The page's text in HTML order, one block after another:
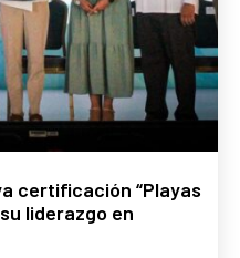
certificación “Playas
liderazgo en